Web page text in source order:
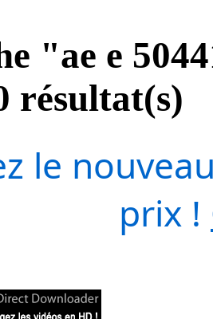
"ae e
résultat(s)
le
prix !